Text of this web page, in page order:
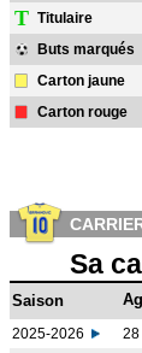
T Titulaire
Buts marqués
Carton jaune
Carton rouge
Sa
Saison
2025-2026 28